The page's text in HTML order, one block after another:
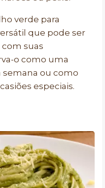
verde para
que pode ser
suas
o como uma
semana ou como
especiais.